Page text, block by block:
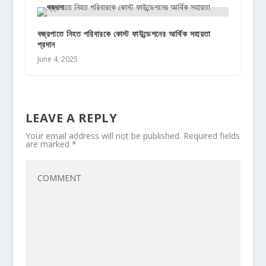
বজ্রপাতে নিহত পরিবারকে কোস্ট ফাউন্ডেশনের আর্থিক সহায়তা
প্রদান
June 4, 2025
LEAVE A REPLY
Your email address will not be published. Required fields
are marked *